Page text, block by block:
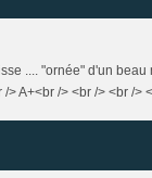
.... "ornée" d'un
A+<br /> <br /> <br />